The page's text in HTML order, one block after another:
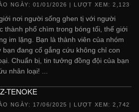
NGÀY: 01/01/2026 | LƯỢT XEM: 2,123
nơi người sống ghen tị với người
thành phố chìm trong bóng tối, thế giới
im lặng. Bạn là thành viên của nhóm
đang cố gắng cứu không chỉ con
Chuẩn bị, tin tưởng đồng đội của bạn
nhân loại! ...
TENOKE
NGÀY: 17/06/2025 | LƯỢT XEM: 2,742